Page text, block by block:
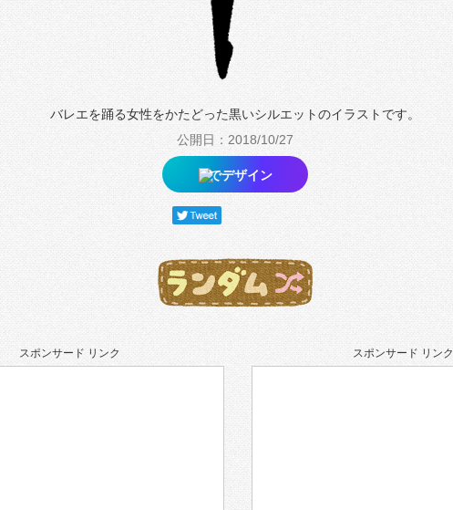
バレエを踊る女性をかたどった黒いシルエットのイラストです。
公開日：2018/10/27
でデザイン
スポンサード リンク スポンサード リンク